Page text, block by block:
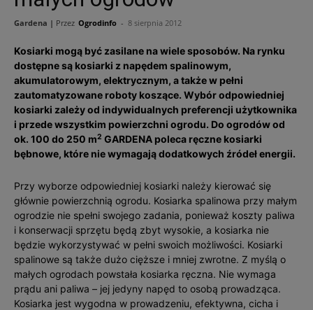
Gardena | Przez Ogrodinfo - 8 sierpnia 2012
Kosiarki mogą być zasilane na wiele sposobów. Na rynku
dostępne są kosiarki z napędem spalinowym,
akumulatorowym, elektrycznym, a także w pełni
zautomatyzowane roboty koszące. Wybór odpowiedniej
kosiarki zależy od indywidualnych preferencji użytkownika
i przede wszystkim powierzchni ogrodu. Do ogrodów od
ok. 100 do 250 m2 GARDENA poleca ręczne kosiarki
bębnowe, które nie wymagają dodatkowych źródeł energii.
Przy wyborze odpowiedniej kosiarki należy kierować się
głównie powierzchnią ogrodu. Kosiarka spalinowa przy małym
ogrodzie nie spełni swojego zadania, ponieważ koszty paliwa
i konserwacji sprzętu będą zbyt wysokie, a kosiarka nie
będzie wykorzystywać w pełni swoich możliwości. Kosiarki
spalinowe są także dużo cięższe i mniej zwrotne. Z myślą o
małych ogrodach powstała kosiarka ręczna. Nie wymaga
prądu ani paliwa – jej jedyny napęd to osobą prowadząca.
Kosiarka jest wygodna w prowadzeniu, efektywna, cicha i